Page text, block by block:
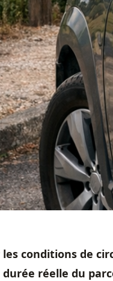
conditions de
réelle du